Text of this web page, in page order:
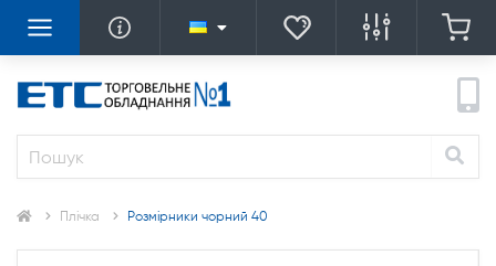
Плічка Розмірники чорний 40